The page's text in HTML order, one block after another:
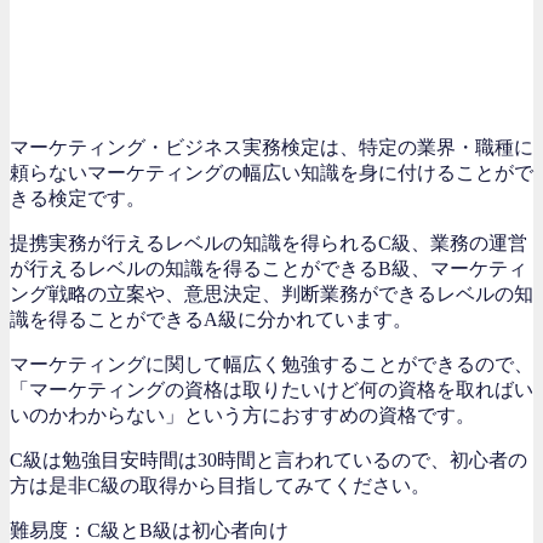
マーケティング・ビジネス実務検定は、特定の業界・職種に
頼らないマーケティングの幅広い知識を身に付けることがで
きる検定です。
提携実務が行えるレベルの知識を得られるC級、業務の運営
が行えるレベルの知識を得ることができるB級、マーケティ
ング戦略の立案や、意思決定、判断業務ができるレベルの知
識を得ることができるA級に分かれています。
マーケティングに関して幅広く勉強することができるので、
「マーケティングの資格は取りたいけど何の資格を取ればい
いのかわからない」という方におすすめの資格です。
C級は勉強目安時間は30時間と言われているので、初心者の
方は是非C級の取得から目指してみてください。
難易度：C級とB級は初心者向け